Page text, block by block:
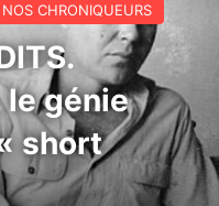
NOS CHRONIQUEURS
le génie
short